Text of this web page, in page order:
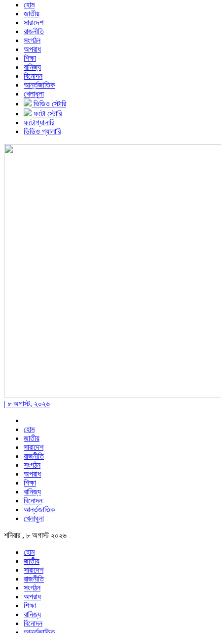
হোম
জাতীয়
সারাদেশ
রাজনীতি
সংগঠন
অপরাধ
শিক্ষা
বানিজ্য
বিনোদন
আর্ন্তজাতিক
খেলাধুলা
ভিডিও স্টোরি
ফটো স্টোরি
ফটোগ্যালারি
ভিডিও গ্যালারি
| ৮ অগাস্ট, ২০২৬
হোম
জাতীয়
সারাদেশ
রাজনীতি
সংগঠন
অপরাধ
শিক্ষা
বানিজ্য
বিনোদন
আর্ন্তজাতিক
খেলাধুলা
শনিবার , ৮ অগাস্ট ২০২৬
হোম
জাতীয়
সারাদেশ
রাজনীতি
সংগঠন
অপরাধ
শিক্ষা
বানিজ্য
বিনোদন